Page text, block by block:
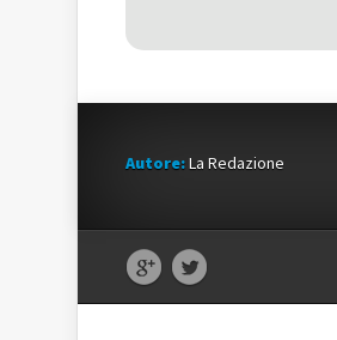
Autore:La Redazione